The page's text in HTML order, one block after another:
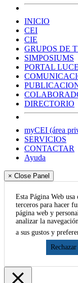
INICIO
CEI
CIE
GRUPOS DE
SIMPOSIUMS
PORTAL
DIRECTORIO
myCEI (área
SERVICIOS
CONTACTAR
Ayuda
× Close Panel
Esta Página Web
terceros para hacer
página web y
analizar la
a sus gustos y
Rechazar